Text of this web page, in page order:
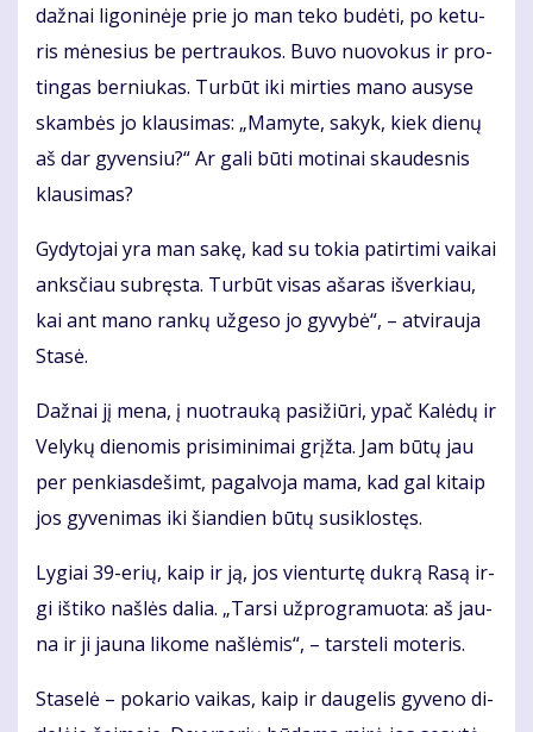
daž­nai li­go­ni­nė­je prie jo man te­ko bu­dė­ti, po ke­tu­
ris mė­ne­sius be per­trau­kos. Bu­vo nuo­vo­kus ir pro­
tin­gas ber­niu­kas. Tur­būt iki mir­ties ma­no au­sy­se
skam­bės jo klau­si­mas: „Ma­my­te, sa­kyk, kiek die­nų
aš dar gy­ven­siu?“ Ar ga­li bū­ti mo­ti­nai skau­des­nis
klau­si­mas?
Gy­dy­to­jai yra man sa­kę, kad su to­kia pa­tir­ti­mi vai­kai
anks­čiau su­bręs­ta. Tur­būt vi­sas aša­ras iš­ver­kiau,
kai ant ma­no ran­kų už­ge­so jo gy­vy­bė“, – at­vi­rau­ja
Sta­sė.
Daž­nai jį me­na, į nuo­trau­ką pa­si­žiū­ri, ypač Ka­lė­dų ir
Ve­ly­kų die­no­mis pri­si­mi­ni­mai grįž­ta. Jam bū­tų jau
per pen­kias­de­šimt, pa­gal­vo­ja ma­ma, kad gal ki­taip
jos gy­ve­ni­mas iki šian­dien bū­tų su­si­klos­tęs.
Ly­giai 39-erių, kaip ir ją, jos vien­tur­tę duk­rą Ra­są ir­
gi iš­ti­ko naš­lės da­lia. „Tar­si už­prog­ra­muo­ta: aš jau­
na ir ji jau­na li­ko­me naš­lė­mis“, – tars­te­li mo­te­ris.
Sta­se­lė – po­ka­rio vai­kas, kaip ir dau­ge­lis gy­ve­no di­